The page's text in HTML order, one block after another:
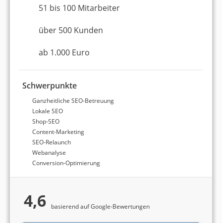
und Google-Bewertungen. Mehr Informationen
Agenturen
Top 3 SEO-Agenturen in
Platz 1 in Bremen
HECHT INS GEFECHT
Bremen
ab 4.000 Euro (Monatsbudget)
51 bis 100 Mitarbeiter
über 500 Kunden
ab 1.000 Euro
Schwerpunkte
Ganzheitliche SEO-Betreuung
Lokale SEO
Shop-SEO
Content-Marketing
SEO-Relaunch
Webanalyse
Conversion-Optimierung
4,6 basierend auf Google-Bewertungen